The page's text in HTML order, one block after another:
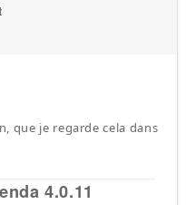
que je regarde cela dans
4.0.11